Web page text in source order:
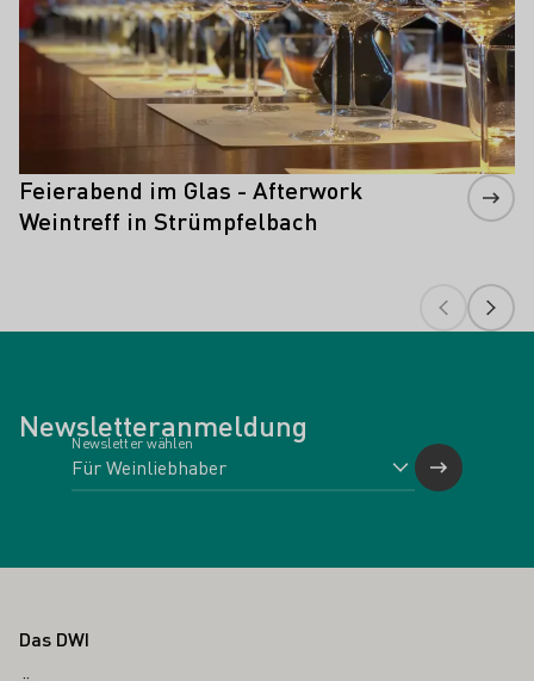
Feierabend im Glas - Afterwork
Weintreff in Strümpfelbach
Newsletteranmeldung
Newsletter wählen
Fußbereich
Das DWI